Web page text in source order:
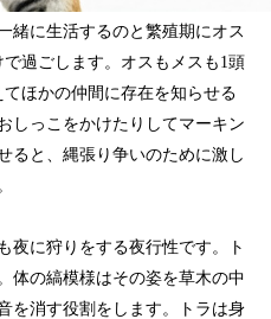
緒に生活するのと繁殖期にオス
過ごします。オスもメスも1頭
ほかの仲間に存在を知らせる
しっこをかけたりしてマーキン
ると、縄張り争いのために激し
夜に狩りをする夜行性です。ト
体の縞模様はその姿を草木の中
を消す役割をします。トラは身